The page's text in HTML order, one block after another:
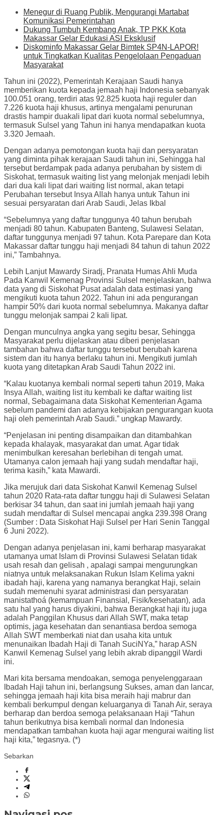
Menegur di Ruang Publik, Mengurangi Martabat
Komunikasi Pemerintahan
Dukung Tumbuh Kembang Anak, TP PKK Kota
Makassar Gelar Edukasi ASI Eksklusif
Diskominfo Makassar Gelar Bimtek SP4N-LAPOR!
untuk Tingkatkan Kualitas Pengelolaan Pengaduan
Masyarakat
Tahun ini (2022), Pemerintah Kerajaan Saudi hanya
memberikan kuota kepada jemaah haji Indonesia sebanyak
100.051 orang, terdiri atas 92.825 kuota haji reguler dan
7.226 kuota haji khusus, artinya mengalami penurunan
drastis hampir duakali lipat dari kuota normal sebelumnya,
termasuk Sulsel yang Tahun ini hanya mendapatkan kuota
3.320 Jemaah.
Dengan adanya pemotongan kuota haji dan persyaratan
yang diminta pihak kerajaan Saudi tahun ini, Sehingga hal
tersebut berdampak pada adanya perubahan by sistem di
Siskohat, termasuk waiting list yang melonjak menjadi lebih
dari dua kali lipat dari waiting list normal, akan tetapi
Perubahan tersebut Insya Allah hanya untuk Tahun ini
sesuai persyaratan dari Arab Saudi, Jelas Ikbal
“Sebelumnya yang daftar tunggunya 40 tahun berubah
menjadi 80 tahun. Kabupaten Banteng, Sulawesi Selatan,
daftar tunggunya menjadi 97 tahun. Kota Parepare dan Kota
Makassar daftar tunggu haji menjadi 84 tahun di tahun 2022
ini,” Tambahnya.
Lebih Lanjut Mawardy Siradj, Pranata Humas Ahli Muda
Pada Kanwil Kemenag Provinsi Sulsel menjelaskan, bahwa
data yang di Siskohat Pusat adalah data estimasi yang
mengikuti kuota tahun 2022. Tahun ini ada pengurangan
hampir 50% dari kuota normal sebelumnya. Makanya daftar
tunggu melonjak sampai 2 kali lipat.
Dengan munculnya angka yang segitu besar, Sehingga
Masyarakat perlu dijelaskan atau diberi penjelasan
tambahan bahwa daftar tunggu tersebut berubah karena
sistem dan itu hanya berlaku tahun ini. Mengikuti jumlah
kuota yang ditetapkan Arab Saudi Tahun 2022 ini.
“Kalau kuotanya kembali normal seperti tahun 2019, Maka
Insya Allah, waiting list itu kembali ke daftar waiting list
normal, Sebagaimana data Siskohat Kementerian Agama
sebelum pandemi dan adanya kebijakan pengurangan kuota
haji oleh pemerintah Arab Saudi.” ungkap Mawardy.
“Penjelasan ini penting disampaikan dan ditambahkan
kepada khalayak, masyarakat dan umat. Agar tidak
menimbulkan keresahan berlebihan di tengah umat.
Utamanya calon jemaah haji yang sudah mendaftar haji,
terima kasih,” kata Mawardi.
Jika merujuk dari data Siskohat Kanwil Kemenag Sulsel
tahun 2020 Rata-rata daftar tunggu haji di Sulawesi Selatan
berkisar 34 tahun, dan saat ini jumlah jemaah haji yang
sudah mendaftar di Sulsel mencapai angka 239.398 Orang
(Sumber : Data Siskohat Haji Sulsel per Hari Senin Tanggal
6 Juni 2022).
Dengan adanya penjelasan ini, kami berharap masyarakat
utamanya umat Islam di Provinsi Sulawesi Selatan tidak
usah resah dan gelisah , apalagi sampai mengurungkan
niatnya untuk melaksanakan Rukun Islam Kelima yakni
ibadah haji, karena yang namanya berangkat Haji, selain
sudah memenuhi syarat administrasi dan persyaratan
manistathoá (kemampuan Finansial, Fisik/kesehatan), ada
satu hal yang harus diyakini, bahwa Berangkat haji itu juga
adalah Panggilan Khusus dari Allah SWT, maka tetap
optimis, jaga kesehatan dan senantiasa berdoa semoga
Allah SWT memberkati niat dan usaha kita untuk
menunaikan Ibadah Haji di Tanah SuciNYa,” harap ASN
Kanwil Kemenag Sulsel yang lebih akrab dipanggil Wardi
ini.
Mari kita bersama mendoakan, semoga penyelenggaraan
Ibadah Haji tahun ini, berlangsung Sukses, aman dan lancar,
sehingga jemaah haji kita bisa meraih haji mabrur dan
kembali berkumpul dengan keluarganya di Tanah Air, seraya
berharap dan berdoa semoga pelaksanaan Haji “Tahun
tahun berikutnya bisa kembali normal dan Indonesia
mendapatkan tambahan kuota haji agar mengurai waiting list
haji kita,” tegasnya. (*)
Sebarkan